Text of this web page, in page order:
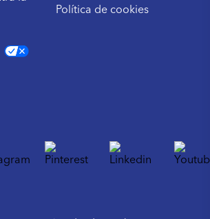
Política de cookies